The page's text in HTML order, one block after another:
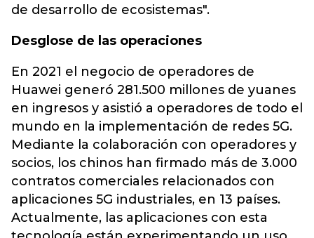
de desarrollo de ecosistemas".
Desglose de las operaciones
En 2021 el negocio de operadores de
Huawei generó 281.500 millones de yuanes
en ingresos y asistió a operadores de todo el
mundo en la implementación de redes 5G.
Mediante la colaboración con operadores y
socios, los chinos han firmado más de 3.000
contratos comerciales relacionados con
aplicaciones 5G industriales, en 13 países.
Actualmente, las aplicaciones con esta